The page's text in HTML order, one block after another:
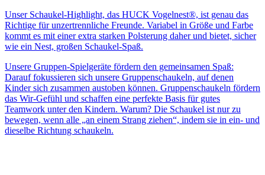
Unser Schaukel-Highlight, das HUCK Vogelnest®, ist genau das
Richtige für unzertrennliche Freunde. Variabel in Größe und Farbe
kommt es mit einer extra starken Polsterung daher und bietet, sicher
wie ein Nest, großen Schaukel-Spaß.
Unsere Gruppen-Spielgeräte fördern den gemeinsamen Spaß:
Darauf fokussieren sich unsere Gruppenschaukeln, auf denen
Kinder sich zusammen austoben können. Gruppenschaukeln fördern
das Wir-Gefühl und schaffen eine perfekte Basis für gutes
Teamwork unter den Kindern. Warum? Die Schaukel ist nur zu
bewegen, wenn alle „an einem Strang ziehen“, indem sie in ein- und
dieselbe Richtung schaukeln.